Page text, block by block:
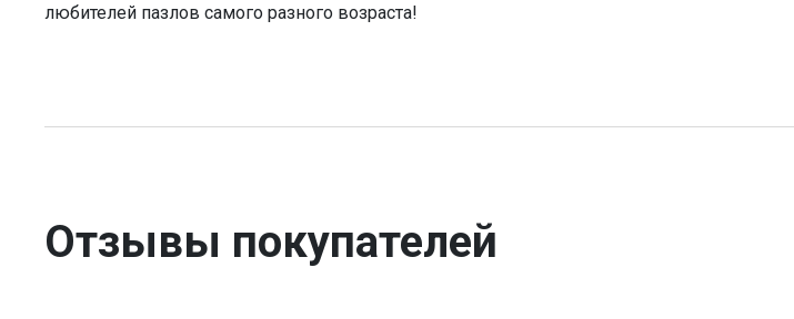
любителей пазлов самого разного возраста!
Отзывы покупателей